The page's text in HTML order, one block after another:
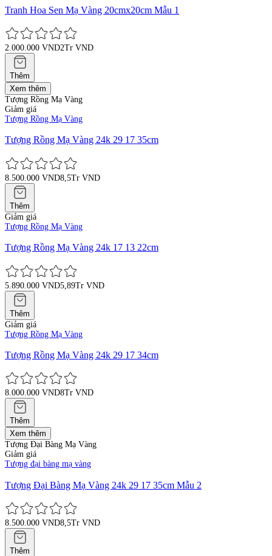
Tranh Hoa Sen Mạ Vàng 20cmx20cm Mẫu 1
2.000.000 VND2Tr VND
Thêm
Xem thêm
Tượng Rồng Mạ Vàng
Giảm giá
Tượng Rồng Mạ Vàng
Tượng Rồng Mạ Vàng 24k 29 17 35cm
8.500.000 VND8,5Tr VND
Thêm
Giảm giá
Tượng Rồng Mạ Vàng
Tượng Rồng Mạ Vàng 24k 17 13 22cm
5.890.000 VND5,89Tr VND
Thêm
Giảm giá
Tượng Rồng Mạ Vàng
Tượng Rồng Mạ Vàng 24k 29 17 34cm
8.000.000 VND8Tr VND
Thêm
Xem thêm
Tượng Đại Bàng Mạ Vàng
Giảm giá
Tượng đại bàng mạ vàng
Tượng Đại Bàng Mạ Vàng 24k 29 17 35cm Mẫu 2
8.500.000 VND8,5Tr VND
Thêm